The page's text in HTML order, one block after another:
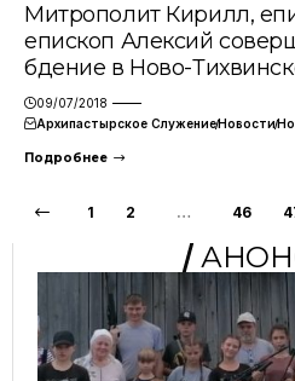
Митрополит Кирилл,
епископ Алексий
бдение в Ново-
09/07/2018
Архипастырское СлужениеНовости
Подробнее
1 2 … 46